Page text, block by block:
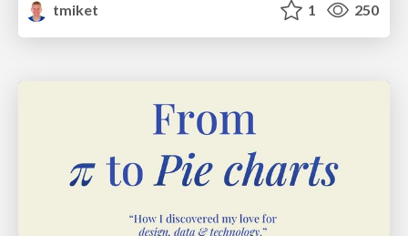
tmiket
1 250